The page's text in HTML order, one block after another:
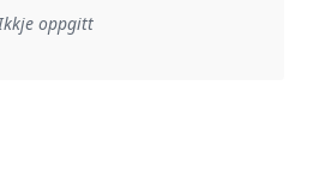
til ei implementeringsregel eller
oppgitt